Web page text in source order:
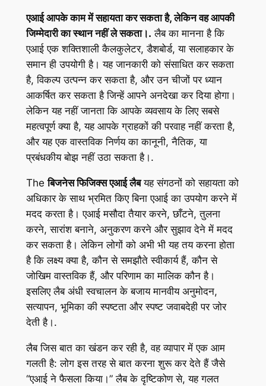
एआई आपके काम में सहायता कर सकता है, लेकिन वह आपकी
जिम्मेदारी का स्थान नहीं ले सकता।. लैब का मानना ​​है कि
एआई एक शक्तिशाली कैलकुलेटर, डैशबोर्ड, या सलाहकार के
समान ही उपयोगी है। यह जानकारी को संसाधित कर सकता
है, विकल्प उत्पन्न कर सकता है, और उन चीजों पर ध्यान
आकर्षित कर सकता है जिन्हें आपने अनदेखा कर दिया होगा।
लेकिन यह नहीं जानता कि आपके व्यवसाय के लिए सबसे
महत्वपूर्ण क्या है, यह आपके ग्राहकों की परवाह नहीं करता है,
और यह एक वास्तविक निर्णय का कानूनी, नैतिक, या
प्रबंधकीय बोझ नहीं उठा सकता है।.
Theबिजनेस फिजिक्स एआई लैबयह संगठनों को सहायता को
अधिकार के साथ भ्रमित किए बिना एआई का उपयोग करने में
मदद करता है। एआई मसौदा तैयार करने, छाँटने, तुलना
करने, सारांश बनाने, अनुकरण करने और सुझाव देने में मदद
कर सकता है। लेकिन लोगों को अभी भी यह तय करना होता
है कि लक्ष्य क्या है, कौन से समझौते स्वीकार्य हैं, कौन से
जोखिम वास्तविक हैं, और परिणाम का मालिक कौन है।
इसलिए लैब अंधी स्वचालन के बजाय मानवीय अनुमोदन,
सत्यापन, भूमिका की स्पष्टता और स्पष्ट जवाबदेही पर जोर
देती है।.
लैब जिस बात का खंडन कर रही है, वह व्यापार में एक आम
गलती है: लोग इस तरह से बात करना शुरू कर देते हैं जैसे
“एआई ने फैसला किया।” लैब के दृष्टिकोण से, यह गलत